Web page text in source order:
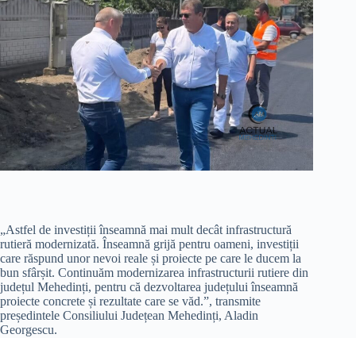
„Astfel de investiții înseamnă mai mult decât infrastructură
rutieră modernizată. Înseamnă grijă pentru oameni, investiții
care răspund unor nevoi reale și proiecte pe care le ducem la
bun sfârșit. Continuăm modernizarea infrastructurii rutiere din
județul Mehedinți, pentru că dezvoltarea județului înseamnă
proiecte concrete și rezultate care se văd.”, transmite
președintele Consiliului Județean Mehedinți, Aladin
Georgescu.